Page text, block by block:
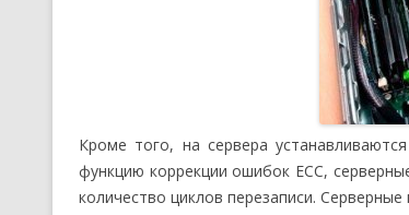
Кроме того, на сервера
функцию коррекции ошибок ECC,
количество циклов перезаписи.